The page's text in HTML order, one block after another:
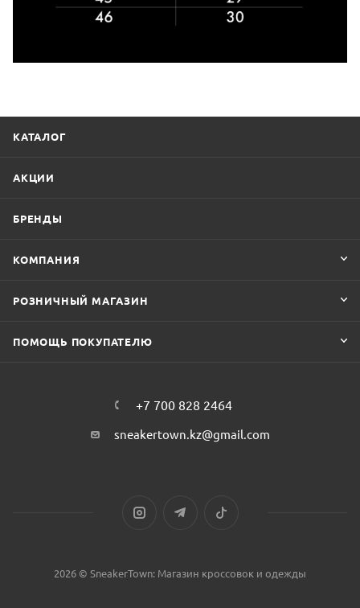
КАТАЛОГ
АКЦИИ
БРЕНДЫ
КОМПАНИЯ
РОЗНИЧНЫЙ МАГАЗИН
ПОМОЩЬ ПОКУПАТЕЛЮ
+7 700 828 2464
sneakertown.kz@gmail.com
2026 © SneakerTown: Магазин кроссовок и одежды